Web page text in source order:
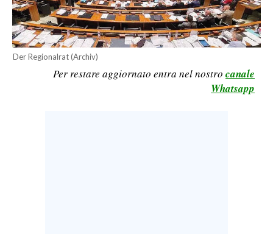
ALTRI SPORT
CULTURA
SPETTACOLI
Der Regionalrat (Archiv)
Per restare aggiornato entra nel nostro canale
Whatsapp